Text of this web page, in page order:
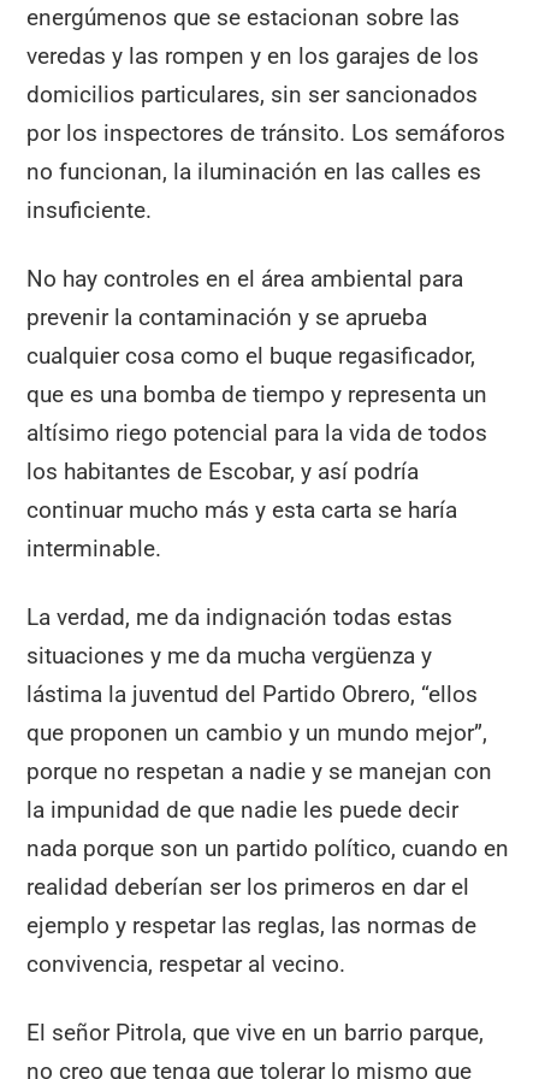
energúmenos que se estacionan sobre las
veredas y las rompen y en los garajes de los
domicilios particulares, sin ser sancionados
por los inspectores de tránsito. Los semáforos
no funcionan, la iluminación en las calles es
insuficiente.
No hay controles en el área ambiental para
prevenir la contaminación y se aprueba
cualquier cosa como el buque regasificador,
que es una bomba de tiempo y representa un
altísimo riego potencial para la vida de todos
los habitantes de Escobar, y así podría
continuar mucho más y esta carta se haría
interminable.
La verdad, me da indignación todas estas
situaciones y me da mucha vergüenza y
lástima la juventud del Partido Obrero, “ellos
que proponen un cambio y un mundo mejor”,
porque no respetan a nadie y se manejan con
la impunidad de que nadie les puede decir
nada porque son un partido político, cuando en
realidad deberían ser los primeros en dar el
ejemplo y respetar las reglas, las normas de
convivencia, respetar al vecino.
El señor Pitrola, que vive en un barrio parque,
no creo que tenga que tolerar lo mismo que